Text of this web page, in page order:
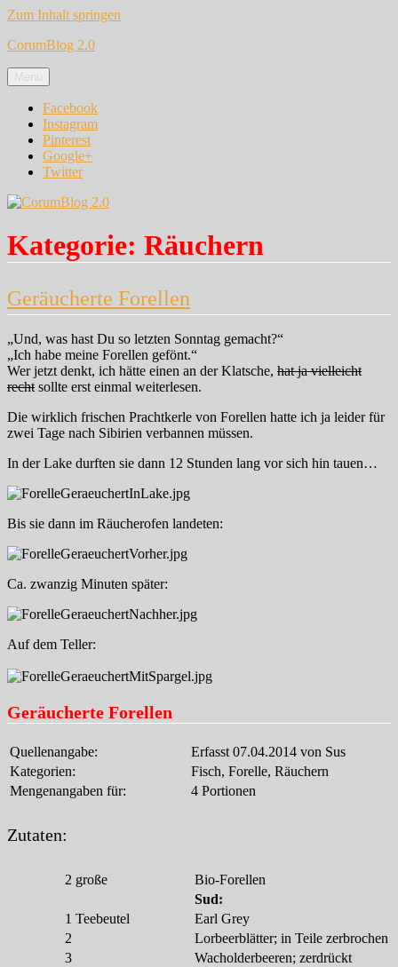
Zum Inhalt springen
CorumBlog 2.0
Menü
Facebook
Instagram
Pinterest
Google+
Twitter
Kategorie: Räuchern
Geräucherte Forellen
„Und, was hast Du so letzten Sonntag gemacht?“
„Ich habe meine Forellen gefönt.“
Wer jetzt denkt, ich hätte einen an der Klatsche, hat ja vielleicht
recht sollte erst einmal weiterlesen.
Die wirklich frischen Prachtkerle von Forellen hatte ich ja leider für
zwei Tage nach Sibirien verbannen müssen.
In der Lake durften sie dann 12 Stunden lang vor sich hin tauen…
Bis sie dann im Räucherofen landeten:
Ca. zwanzig Minuten später:
Auf dem Teller:
Geräucherte Forellen
Quellenangabe:
Erfasst 07.04.2014 von Sus
Kategorien:
Fisch, Forelle, Räuchern
Mengenangaben für:
4 Portionen
Zutaten:
2 große
Bio-Forellen
Sud:
1 Teebeutel
Earl Grey
2
Lorbeerblätter; in Teile zerbrochen
3
Wacholderbeeren; zerdrückt